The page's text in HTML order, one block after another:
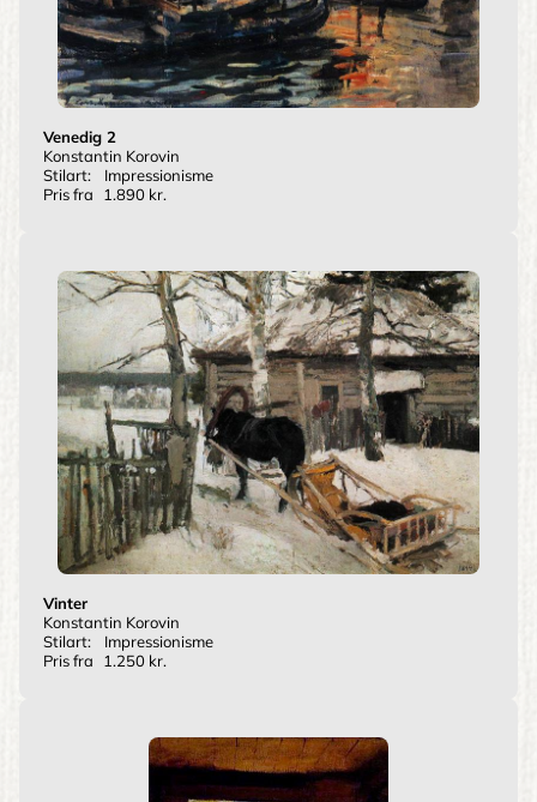
Venedig 2
Konstantin Korovin
Stilart:
Impressionisme
Pris fra
1.890 kr.
Vinter
Konstantin Korovin
Stilart:
Impressionisme
Pris fra
1.250 kr.